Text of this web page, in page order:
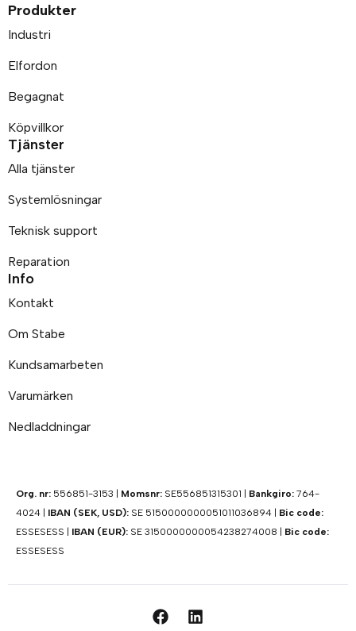
Produkter
Industri
Elfordon
Begagnat
Köpvillkor
Tjänster
Alla tjänster
Systemlösningar
Teknisk support
Reparation
Info
Kontakt
Om Stabe
Kundsamarbeten
Varumärken
Nedladdningar
Org. nr: 556851-3153 | Momsnr: SE556851315301 | Bankgiro: 764-
4024 | IBAN (SEK, USD): SE 5150000000051011036894 | Bic code:
ESSESESS | IBAN (EUR): SE 3150000000054238274008 | Bic code:
ESSESESS